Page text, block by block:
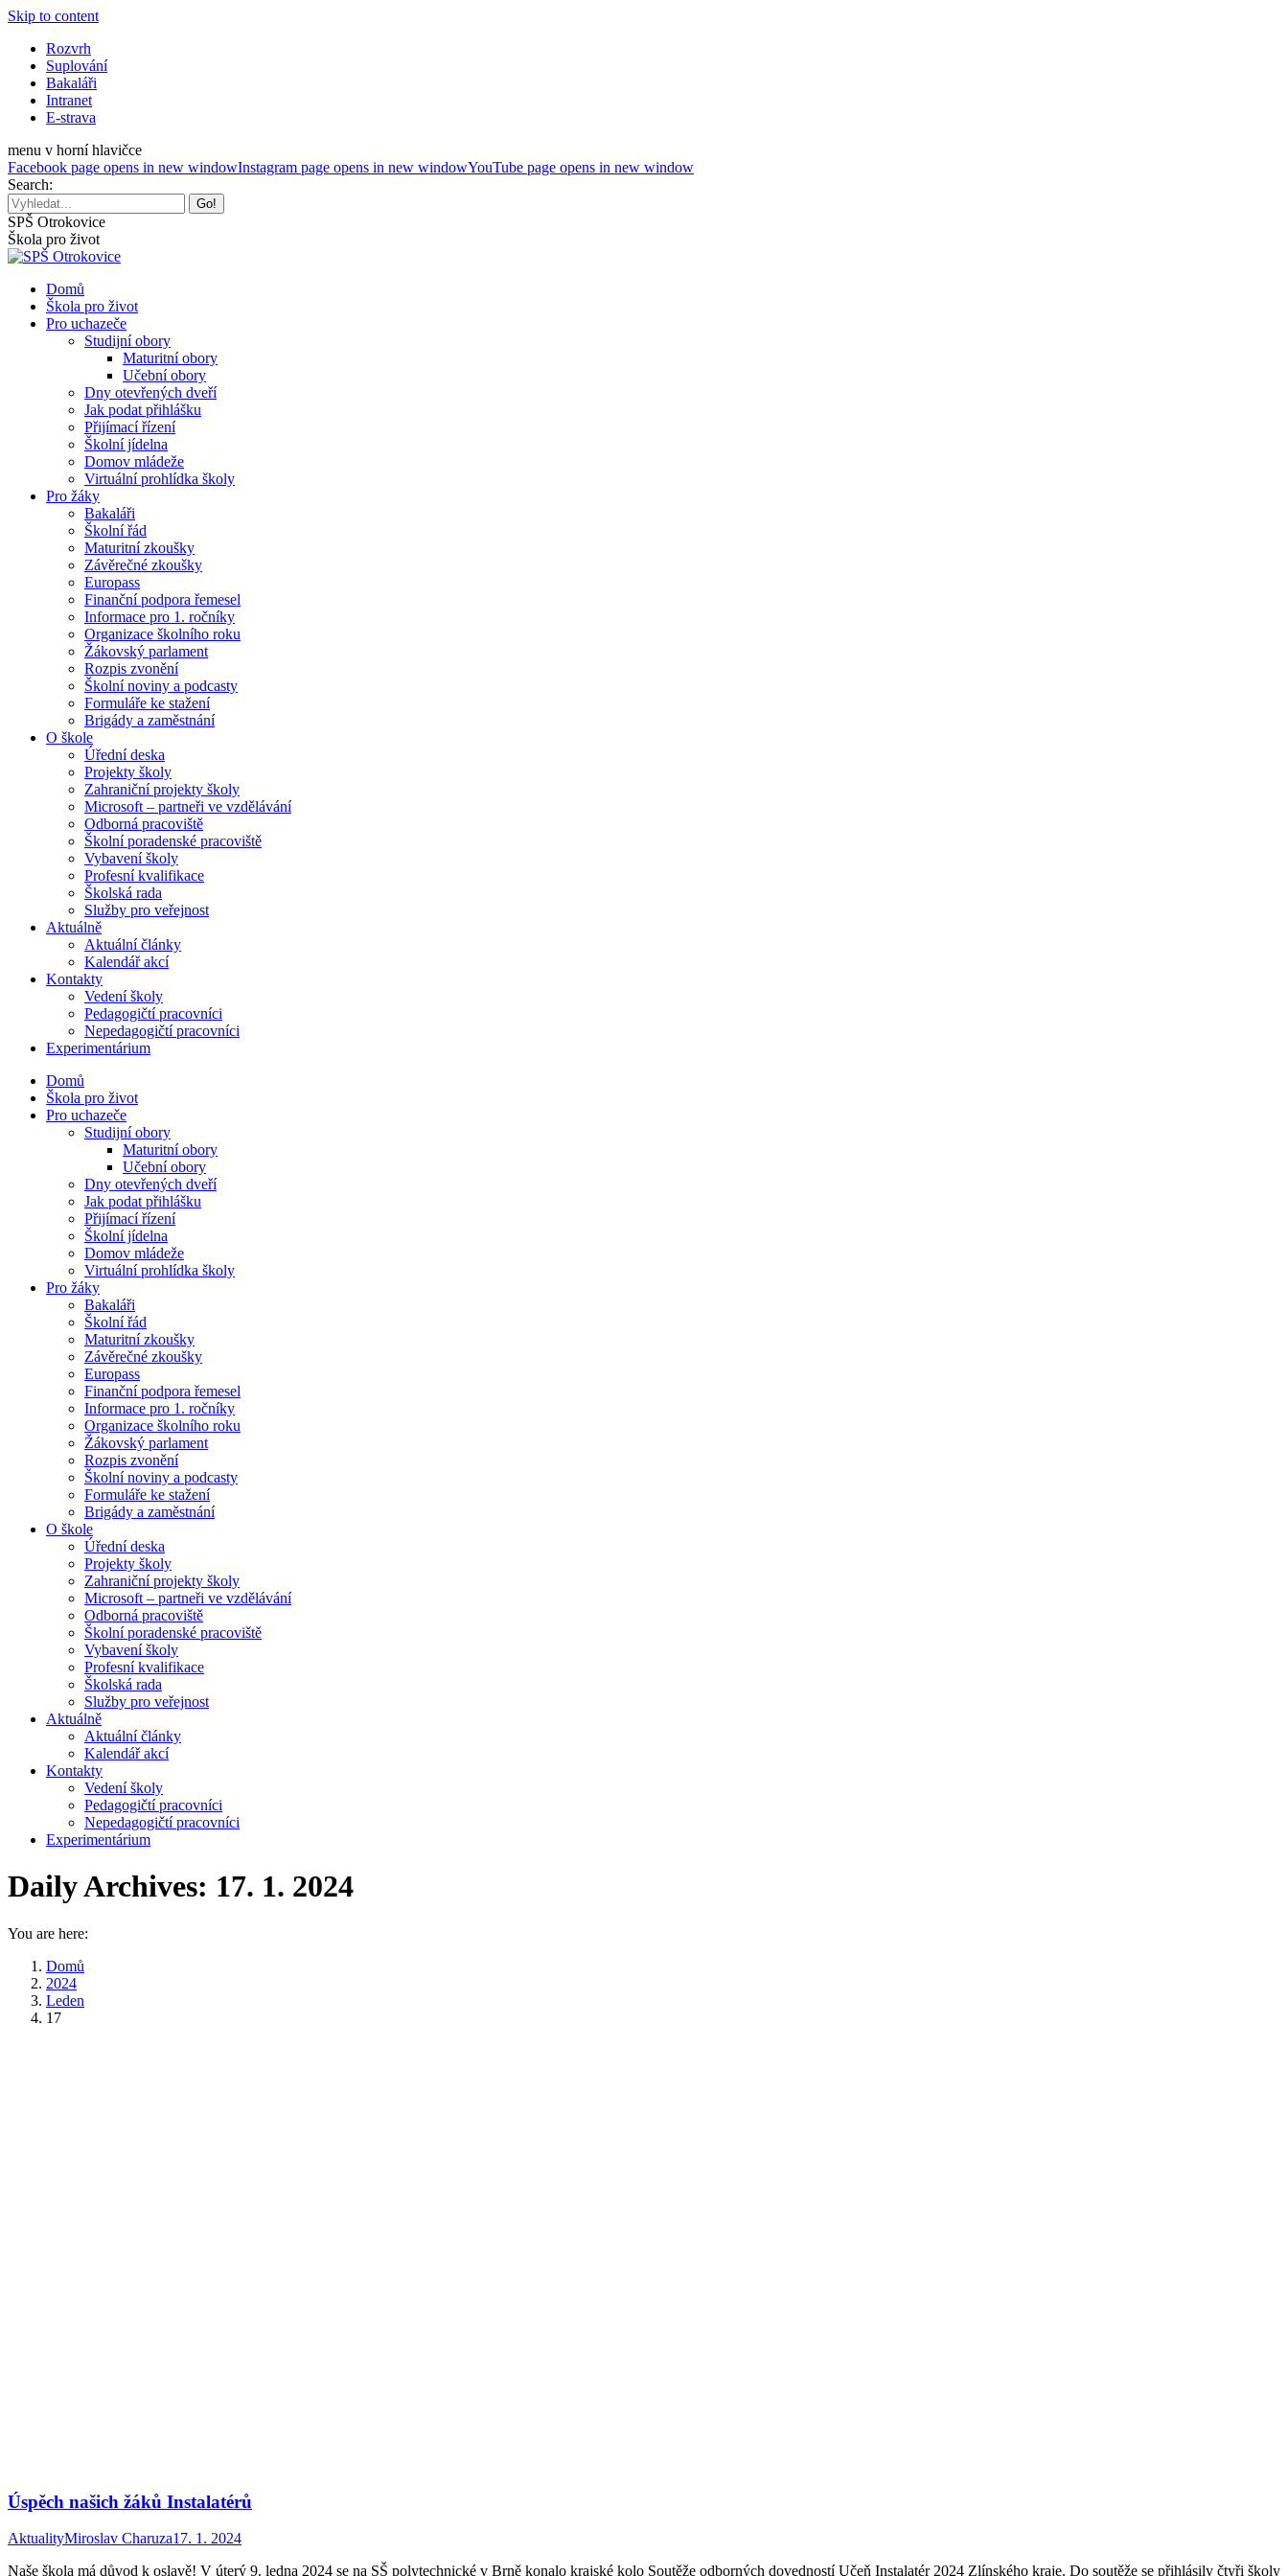
Skip to content
Rozvrh
Suplování
Bakaláři
Intranet
E-strava
menu v horní hlavičce
Facebook page opens in new windowInstagram page opens in new windowYouTube page opens in new window
Search:
SPŠ Otrokovice
Škola pro život
Domů
Škola pro život
Pro uchazeče
Studijní obory
Maturitní obory
Učební obory
Dny otevřených dveří
Jak podat přihlášku
Přijímací řízení
Školní jídelna
Domov mládeže
Virtuální prohlídka školy
Pro žáky
Bakaláři
Školní řád
Maturitní zkoušky
Závěrečné zkoušky
Europass
Finanční podpora řemesel
Informace pro 1. ročníky
Organizace školního roku
Žákovský parlament
Rozpis zvonění
Školní noviny a podcasty
Formuláře ke stažení
Brigády a zaměstnání
O škole
Úřední deska
Projekty školy
Zahraniční projekty školy
Microsoft – partneři ve vzdělávání
Odborná pracoviště
Školní poradenské pracoviště
Vybavení školy
Profesní kvalifikace
Školská rada
Služby pro veřejnost
Aktuálně
Aktuální články
Kalendář akcí
Kontakty
Vedení školy
Pedagogičtí pracovníci
Nepedagogičtí pracovníci
Experimentárium
Domů
Škola pro život
Pro uchazeče
Studijní obory
Maturitní obory
Učební obory
Dny otevřených dveří
Jak podat přihlášku
Přijímací řízení
Školní jídelna
Domov mládeže
Virtuální prohlídka školy
Pro žáky
Bakaláři
Školní řád
Maturitní zkoušky
Závěrečné zkoušky
Europass
Finanční podpora řemesel
Informace pro 1. ročníky
Organizace školního roku
Žákovský parlament
Rozpis zvonění
Školní noviny a podcasty
Formuláře ke stažení
Brigády a zaměstnání
O škole
Úřední deska
Projekty školy
Zahraniční projekty školy
Microsoft – partneři ve vzdělávání
Odborná pracoviště
Školní poradenské pracoviště
Vybavení školy
Profesní kvalifikace
Školská rada
Služby pro veřejnost
Aktuálně
Aktuální články
Kalendář akcí
Kontakty
Vedení školy
Pedagogičtí pracovníci
Nepedagogičtí pracovníci
Experimentárium
Daily Archives: 17. 1. 2024
You are here:
Domů
2024
Leden
17
Úspěch našich žáků Instalatérů
AktualityMiroslav Charuza17. 1. 2024
Naše škola má důvod k oslavě! V úterý 9. ledna 2024 se na SŠ polytechnické v Brně konalo krajské kolo Soutěže odborných dovedností Učeň Instalatér 2024 Zlínského kraje. Do soutěže se přihlásily čtyři školy